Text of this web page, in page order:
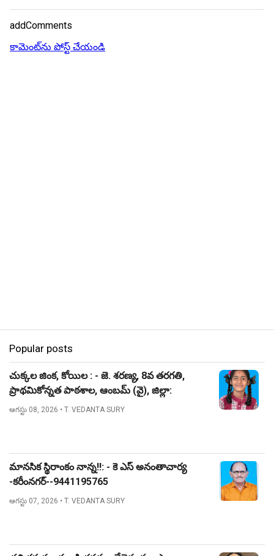
addComments
కామెంట్‌ను పోస్ట్ చేయండి
Popular posts
చుక్కల జింక, కోయిల : - జె. శరణ్య, 8వ తరగతి,
ప్రాథమికోన్నత పాఠశాల, ఆంబమ్ (వై), జిల్లా:
నిజామాబాద్.
ఆగస్టు 08, 2026 • T. VEDANTA SURY
మానసిక స్థిరాంకం నాన్న!!: - కె ఎస్ అనంతాచార్య
-కరీంనగర్--9441195765
ఆగస్టు 07, 2026 • T. VEDANTA SURY